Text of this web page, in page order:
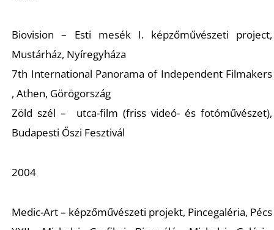
Biovision – Esti mesék I. képzőművészeti project,
Mustárház, Nyíregyháza
7th International Panorama of Independent Filmakers
, Athen, Görögország
Zöld szél – utca-film (friss videó- és fotóművészet),
Budapesti Őszi Fesztivál
2004
Medic-Art – képzőművészeti projekt, Pincegaléria, Pécs